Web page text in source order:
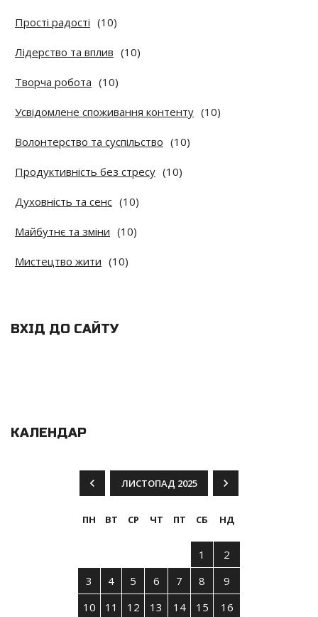
Прості радості (10)
Лідерство та вплив (10)
Творча робота (10)
Усвідомлене споживання контенту (10)
Волонтерство та суспільство (10)
Продуктивність без стресу (10)
Духовність та сенс (10)
Майбутнє та зміни (10)
Мистецтво жити (10)
ВХІД ДО САЙТУ
КАЛЕНДАР
ЛИСТОПАД 2025
ПН ВТ СР ЧТ ПТ СБ НД
1
2
3
4 5 6 7 8
9
10
11 12 13 14 15
16